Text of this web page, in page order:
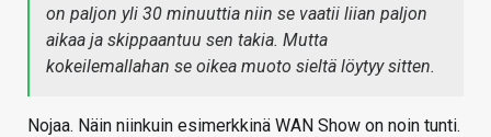
on paljon yli 30 minuuttia niin se vaatii liian paljon
aikaa ja skippaantuu sen takia. Mutta
kokeilemallahan se oikea muoto sieltä löytyy sitten.
Nojaa. Näin niinkuin esimerkkinä WAN Show on noin tunti.